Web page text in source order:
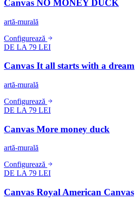
Canvas NO MONEY DUCK
artă-murală
Configurează
DE LA 79 LEI
Canvas It all starts with a dream
artă-murală
Configurează
DE LA 79 LEI
Canvas More money duck
artă-murală
Configurează
DE LA 79 LEI
Canvas Royal American Canvas